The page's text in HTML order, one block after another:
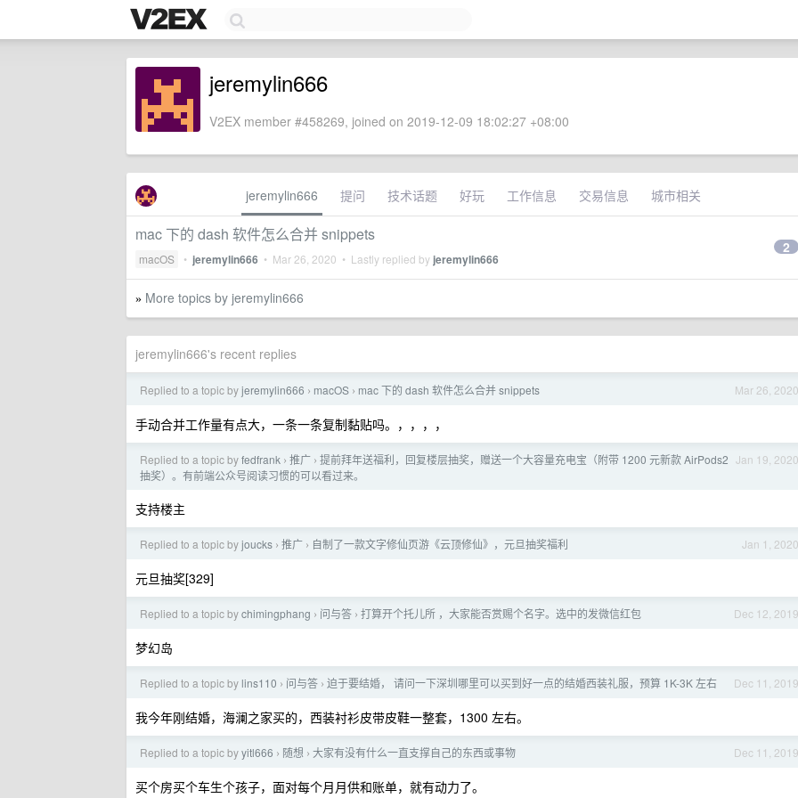
jeremylin666
V2EX member #458269, joined on 2019-12-09 18:02:27 +08:00
jeremylin666 提问 技术话题 好玩 工作信息 交易信息 城市相关
mac 下的 dash 软件怎么合并 snippets
macOS • jeremylin666 • Mar 26, 2020 • Lastly replied by jeremylin666
2
» More topics by jeremylin666
jeremylin666's recent replies
Mar 26, 2020
Replied to a topic byjeremylin666 › macOS › mac 下的 dash 软件怎么合并 snippets
手动合并工作量有点大，一条一条复制黏贴吗。，，，，
Jan 19, 2020
Replied to a topic byfedfrank › 推广 › 提前拜年送福利，回复楼层抽奖，赠送一个大容量充电宝（附带 1200 元新款 AirPods2
抽奖）。有前端公众号阅读习惯的可以看过来。
支持楼主
Jan 1, 2020
Replied to a topic byjoucks › 推广 › 自制了一款文字修仙页游《云顶修仙》，元旦抽奖福利
元旦抽奖[329]
Dec 12, 2019
Replied to a topic bychimingphang › 问与答 › 打算开个托儿所 ，大家能否赏赐个名字。选中的发微信红包
梦幻岛
Dec 11, 2019
Replied to a topic by lins110 › 问与答 › 迫于要结婚， 请问一下深圳哪里可以买到好一点的结婚西装礼服，预算 1K-3K 左右
我今年刚结婚，海澜之家买的，西装衬衫皮带皮鞋一整套，1300 左右。
Dec 11, 2019
Replied to a topic byyitl666 › 随想 › 大家有没有什么一直支撑自己的东西或事物
买个房买个车生个孩子，面对每个月月供和账单，就有动力了。